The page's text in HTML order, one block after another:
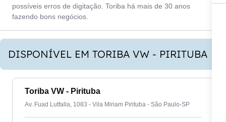
possíveis erros de digitação. Toriba há mais de 30 anos
fazendo bons negócios.
DISPONÍVEL EM TORIBA VW - PIRITUBA
Toriba VW - Pirituba
Av. Fuad Lutfalla, 1083 - Vila Miriam Pirituba - São Paulo-SP